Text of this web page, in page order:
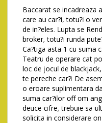
Baccarat se incadreaza
care au car?i, totu?i o
de in?eles. Lupta se
broker, totu?i runda
Ca?tiga asta 1 cu suma
Teatru de operare cat
loc de jocul de
te pereche car?i De
o eroare suplimentara
suma car?ilor off om
deuce cifre, trebuie sa
solicita in considerare